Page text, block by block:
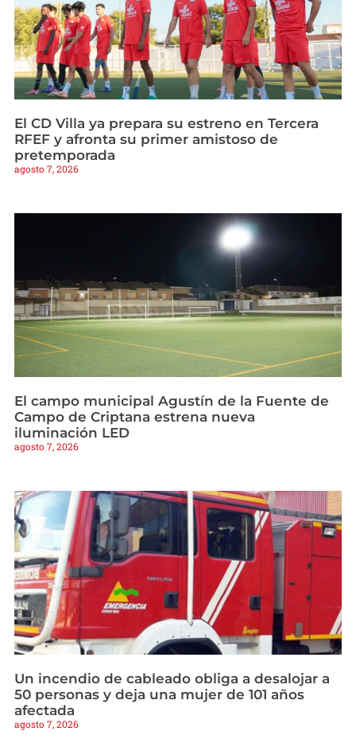
El CD Villa ya prepara su estreno en Tercera
RFEF y afronta su primer amistoso de
pretemporada
agosto 7, 2026
El campo municipal Agustín de la Fuente de
Campo de Criptana estrena nueva
iluminación LED
agosto 7, 2026
Un incendio de cableado obliga a desalojar a
50 personas y deja una mujer de 101 años
afectada
agosto 7, 2026